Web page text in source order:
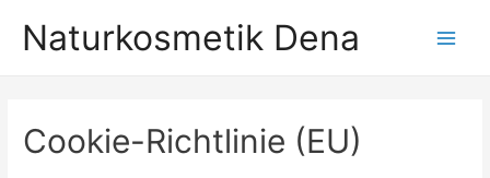
Naturkosmetik Dena
Cookie-Richtlinie (EU)